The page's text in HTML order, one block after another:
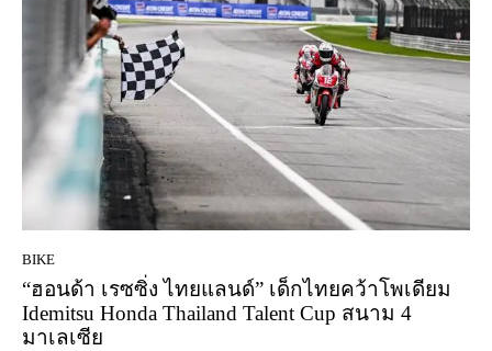
BIKE
“ฮอนด้า เรซซิ่ง ไทยแลนด์” เด็กไทยคว้าโพเดียม
Idemitsu Honda Thailand Talent Cup สนาม 4
มาเลเซีย